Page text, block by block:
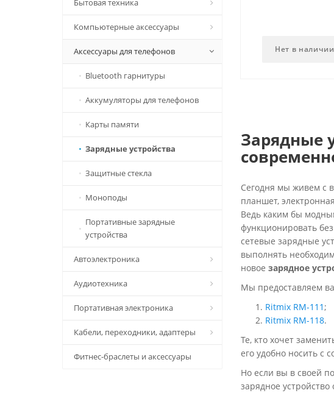
Бытовая техника
Вентиляторы
Метеостанции, термометры
Обогреватели
Пылесосы
Робот-пылесосы
Чайники электрические
Компьютерные аксессуары
USB Flash
Wi-Fi адаптеры
Геймпады
Клавиатуры
Мыши
Web-камеры
Коврики для мыши
Зарядные устройства (блоки
питания) для ноутбуков
Аксессуары для телефонов
Bluetooth гарнитуры
Аккумуляторы для телефонов
Карты памяти
Зарядные устройства
Защитные стекла
Моноподы
Портативные зарядные
устройства
Автоэлектроника
FM-модуляторы
Автомобильные держатели
Автомобильные инверторы
Алкотестеры
Аудиотехника
Радиоприемники
MP3-плееры
Диктофоны
Портативная электроника
Портативная акустика
Цифровые фоторамки
Кабели, переходники, адаптеры
Кабели для продукции Apple
Фитнес-браслеты и аксессуары
Нет в наличии
Зарядные
Сегодня мы живем с
планшет,
Ведь каким бы
функционировать
сетевые зарядные
выполнять
новое зарядное
Мы предоставляем
Ritmix RM-111;
Ritmix RM-118.
Те, кто хочет
его удобно носить с
Но если вы в своей
зарядное